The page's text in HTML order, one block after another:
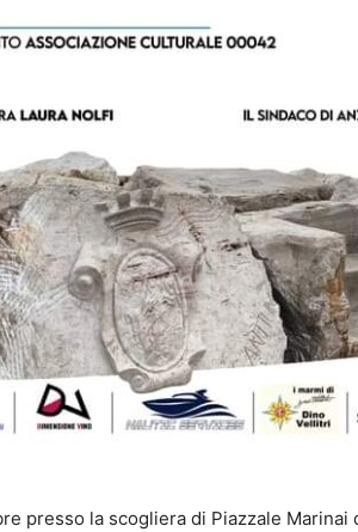
presso la scogliera di Piazzale Marinai